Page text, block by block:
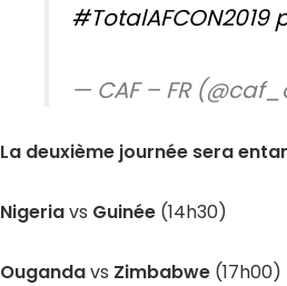
#TotalAFCON2019
— CAF – FR
La deuxième journée sera
Nigeriavs Guinée (14h30)
Ougandavs Zimbabwe (17h00)